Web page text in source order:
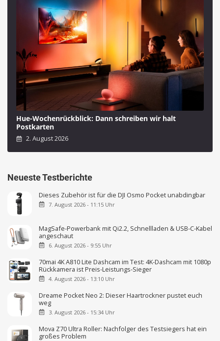
Hue-Wochenrückblick: Dann schreiben wir halt
Postkarten
2. August 2026
Neueste Testberichte
Dieses Zubehör ist für die DJI Osmo Pocket unabdingbar
7. August 2026 - 11:15 Uhr
MagSafe-Powerbank mit Qi2.2, Schnellladen & USB-C-Kabel
angeschaut
6. August 2026 - 9:55 Uhr
70mai 4K A810 Lite Dashcam im Test: 4K-Dashcam mit 1080p
Rückkamera ist Preis-Leistungs-Sieger
4. August 2026 - 13:10 Uhr
Dreame Pocket Neo 2: Dieser Haartrockner pustet euch
weg
3. August 2026 - 15:34 Uhr
Mova Z70 Ultra Roller: Nachfolger des Testsiegers hat ein
großes Problem